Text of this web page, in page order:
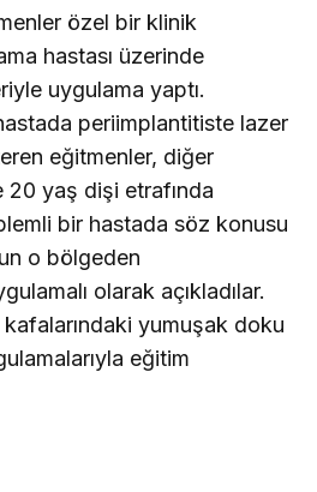
özel bir klinik
hastası üzerinde
uygulama yaptı.
periimplantitiste lazer
eğitmenler, diğer
20 yaş dişi etrafında
bir hastada söz konusu
o bölgeden
olarak açıkladılar.
kafalarındaki yumuşak doku
eğitim